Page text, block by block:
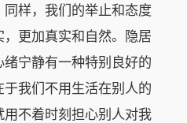
样，我们的举止和态度
更加真实和自然。隐居
宁静有一种特别良好的
我们不用生活在别人的
不着时刻担心别人对我